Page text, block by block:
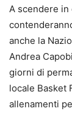
A scendere in
anche la
Andrea
giorni di
locale Basket
allenamenti